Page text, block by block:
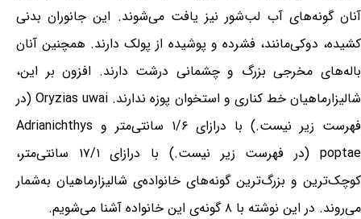
آنان گونه‌های آب لب‌شور نیز یافت می‌شوند. این جانوران بدنی
کشیده، دوکی‌مانند، فشرده و پوشیده از پولک دارند. همچنین آنان
باله‌های مخرجی بزرگ و چشمانی درشت دارند. افزون بر این،
شالیزارماهیان خط کناری و استخوان پوزه ندارند. Oryzias uwai (در
فهرست زیر نیست.) با درازای ۱/۶ سانتی‌متر و Adrianichthys
poptae (در فهرست زیر نیست.) با درازای ۱۷/۱ سانتی‌متر،
کوچک‌ترین و بزرگ‌ترین گونه‌های خانواده‌ی شالیزارماهیان به‌شمار
می‌روند. در این نوشته با ۸ گونه‌ی این خانواده آشنا می‌شویم.